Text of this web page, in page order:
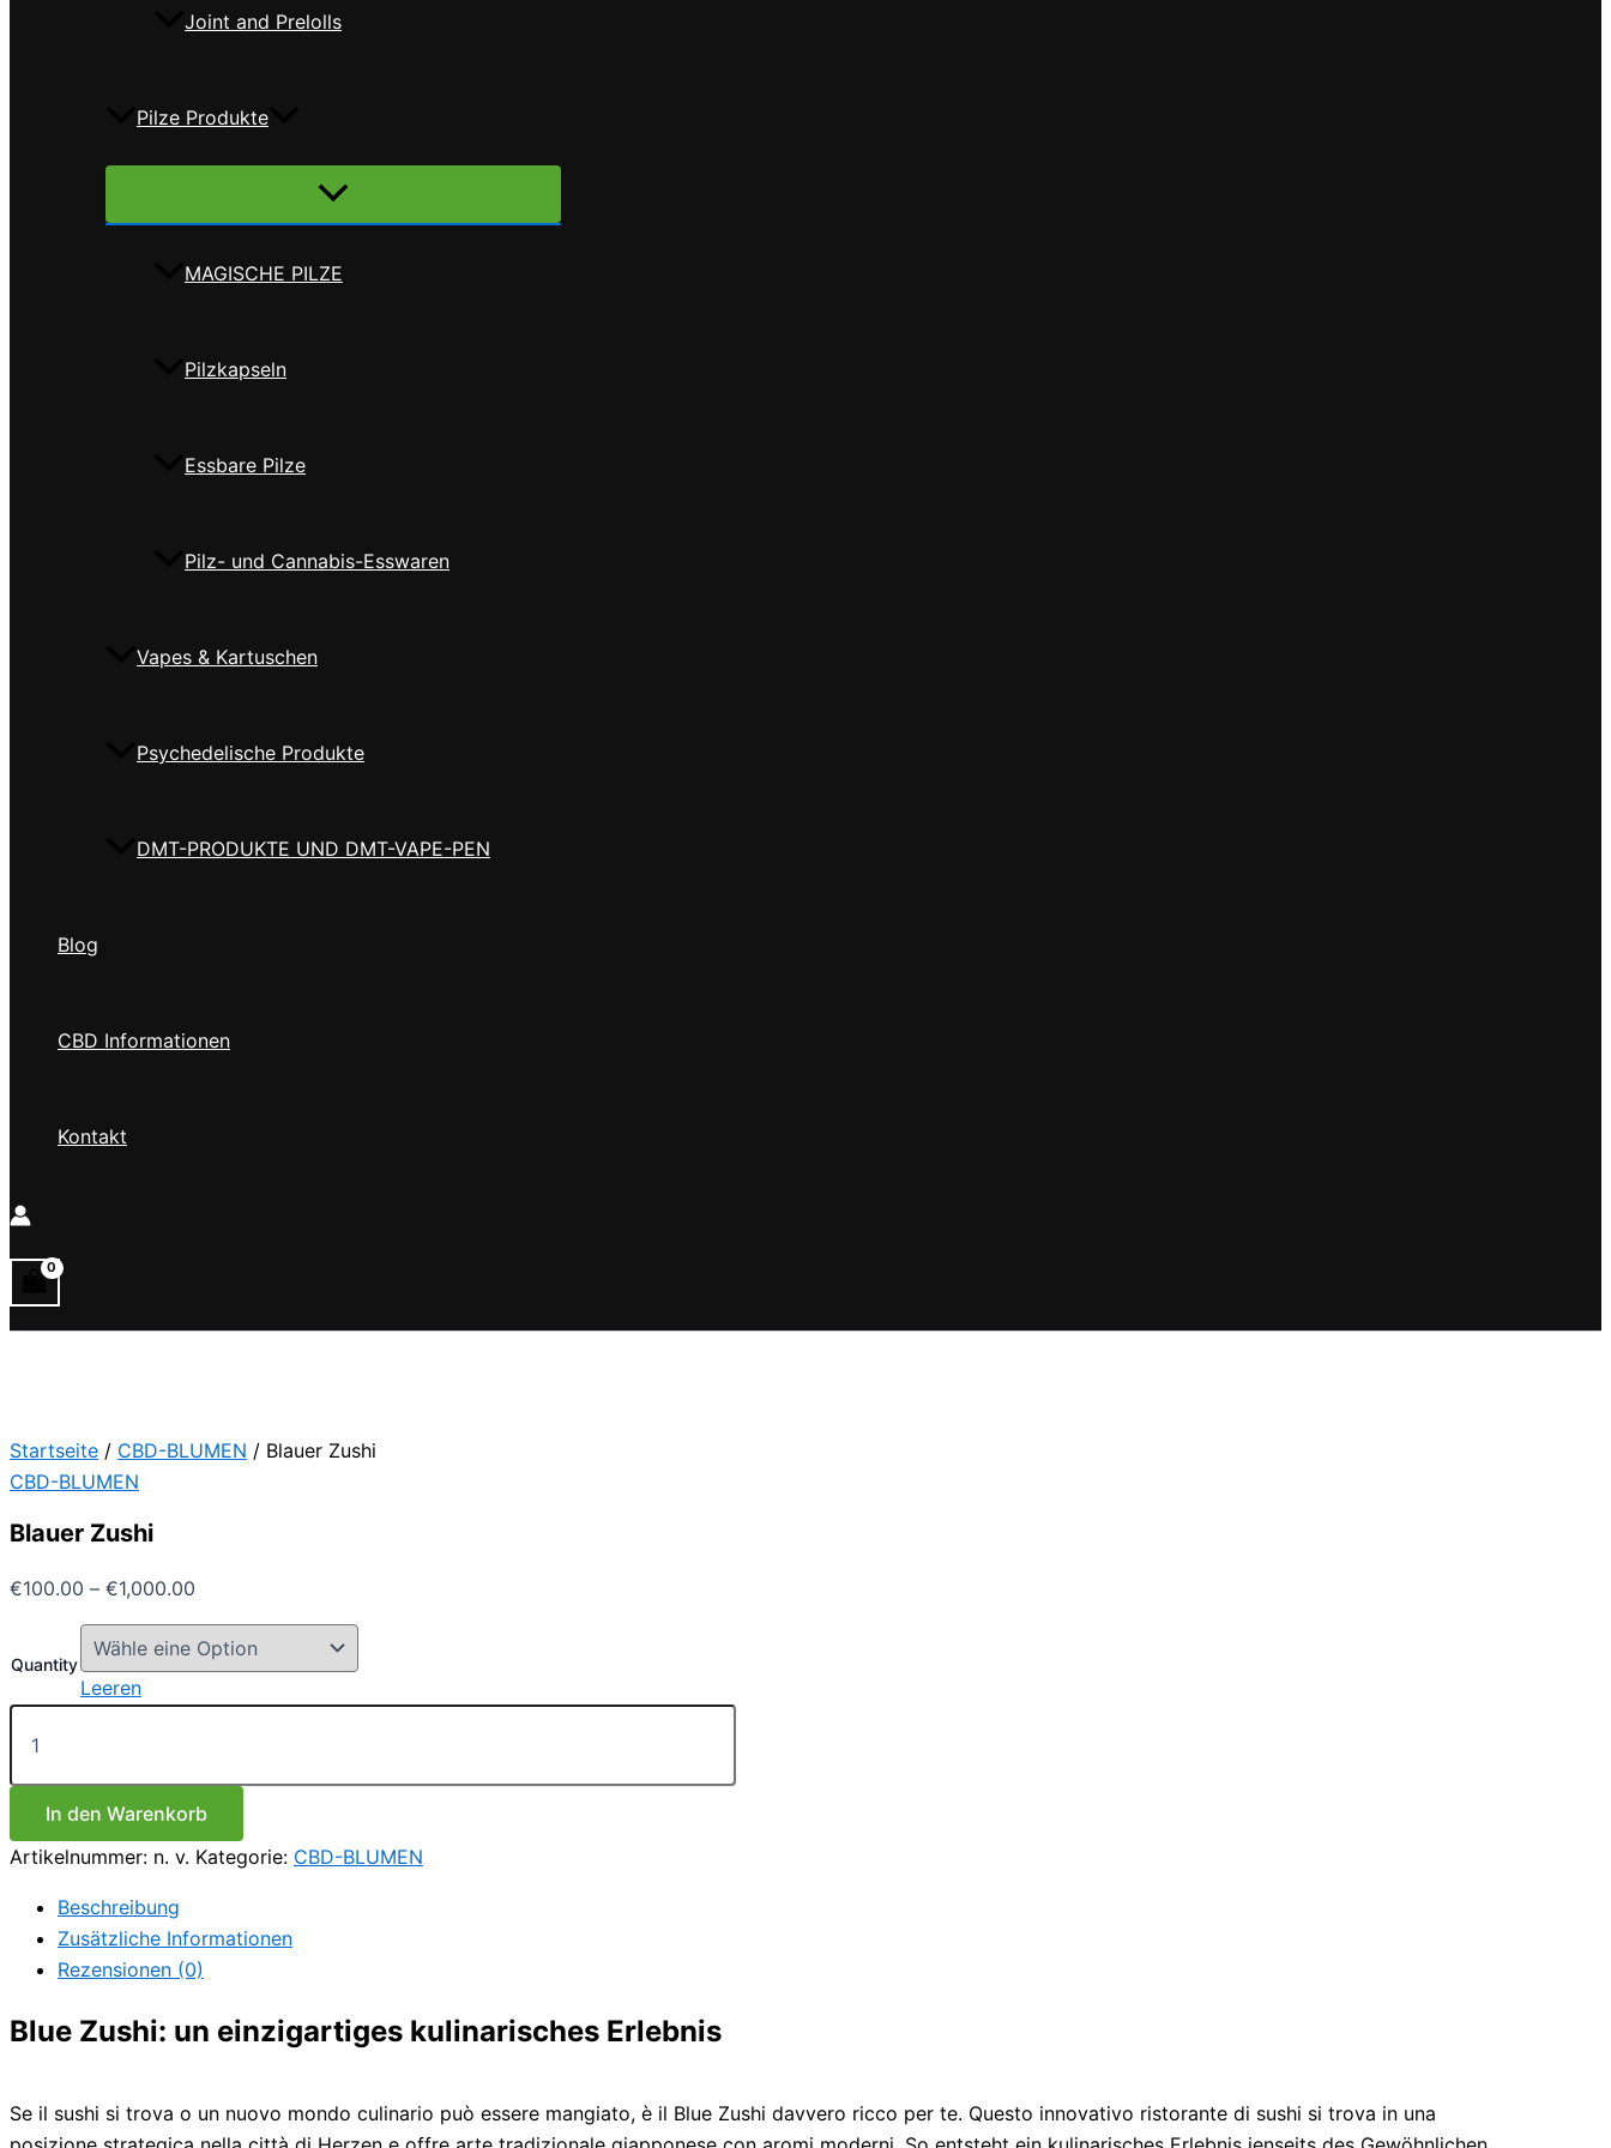
Joint and Prelolls
Pilze Produkte
Menü
MAGISCHE PILZE
Pilzkapseln
Essbare Pilze
Pilz- und Cannabis-Esswaren
Vapes & Kartuschen
Psychedelische Produkte
DMT-PRODUKTE UND DMT-VAPE-PEN
Blog
CBD Informationen
Kontakt
Startseite / CBD-BLUMEN / Blauer Zushi
CBD-BLUMEN
Blauer Zushi
€100.00 – €1,000.00
bis
€1,000.00
Quantity
Leeren
Blauer
Zushi
In den Warenkorb
Artikelnummer: n. v. Kategorie: CBD-BLUMEN
Beschreibung
Zusätzliche Informationen
Rezensionen (0)
Blue Zushi: un einzigartiges kulinarisches Erlebnis
Se il sushi si trova o un nuovo mondo culinario può essere mangiato, è il Blue Zushi davvero ricco per te. Questo innovativo ristorante di sushi si trova in una